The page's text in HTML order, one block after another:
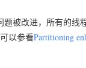
题被改进，所有的线
以参看Partitioning